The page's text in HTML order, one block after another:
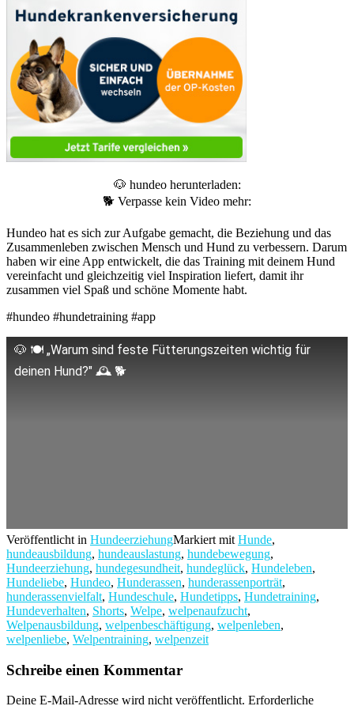
🐶 hundeo herunterladen:
🐕 Verpasse kein Video mehr:
Hundeo hat es sich zur Aufgabe gemacht, die Beziehung und das
Zusammenleben zwischen Mensch und Hund zu verbessern. Darum
haben wir eine App entwickelt, die das Training mit deinem Hund
vereinfacht und gleichzeitig viel Inspiration liefert, damit ihr
zusammen viel Spaß und schöne Momente habt.
#hundeo #hundetraining #app
🐶 🍽️ „Warum sind feste Fütterungszeiten wichtig für
deinen Hund?" 🕰️ 🐕
Veröffentlicht in HundeerziehungMarkiert mit Hunde,
hundeausbildung, hundeauslastung, hundebewegung,
Hundeerziehung, hundegesundheit, hundeglück, Hundeleben,
Hundeliebe, Hundeo, Hunderassen, hunderassenporträt,
hunderassenvielfalt, Hundeschule, Hundetipps, Hundetraining,
Hundeverhalten, Shorts, Welpe, welpenaufzucht,
Welpenausbildung, welpenbeschäftigung, welpenleben,
welpenliebe, Welpentraining, welpenzeit
Schreibe einen Kommentar
Deine E-Mail-Adresse wird nicht veröffentlicht. Erforderliche